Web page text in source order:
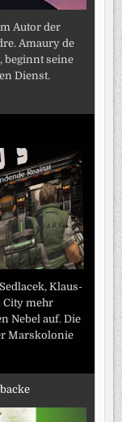
Autor der
Amaury de
beginnt seine
Dienst.
Klaus-
City mehr
Nebel auf. Die
Marskolonie